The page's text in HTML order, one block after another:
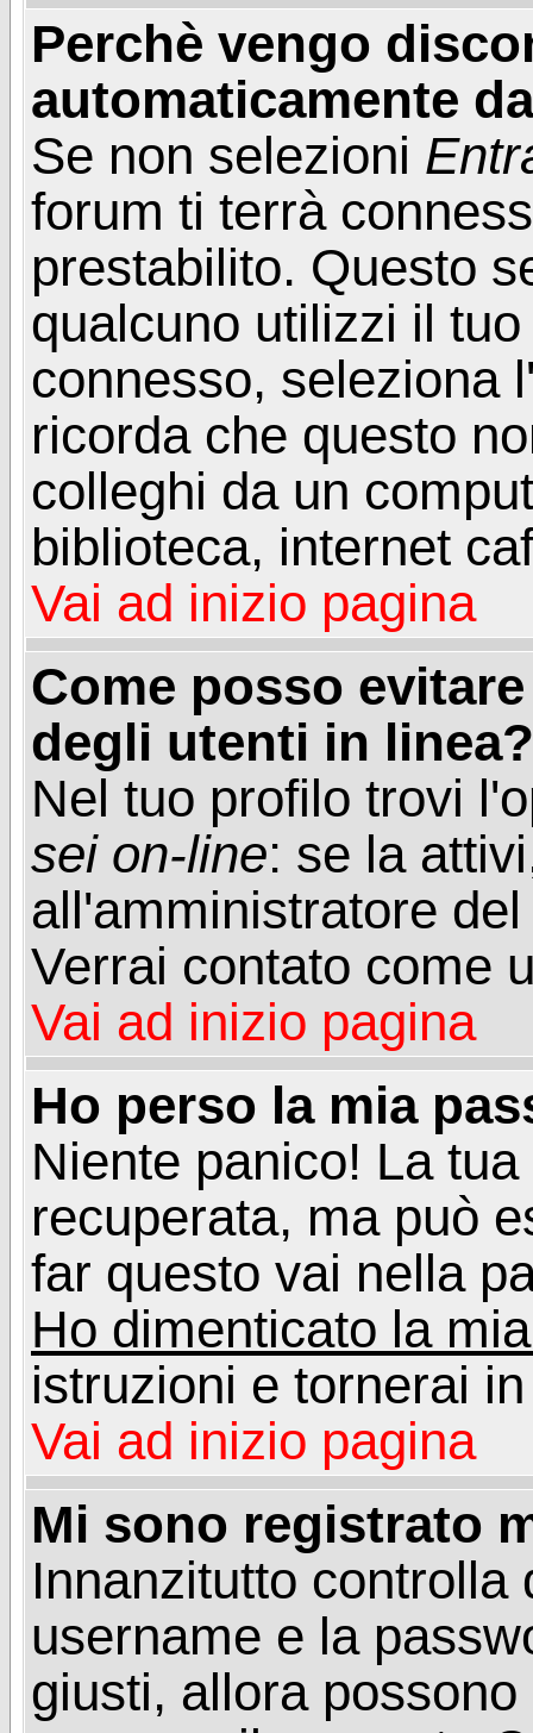
Perchè vengo
automaticamente
Se non selezioni
forum ti terrà
prestabilito. Questo
qualcuno utilizzi il
connesso, seleziona
ricorda che questo
colleghi da un
biblioteca, internet
Vai ad inizio pagina
Come posso
degli utenti in linea?
Nel tuo profilo trovi
sei on-line: se la
all'amministratore
Verrai contato come
Vai ad inizio pagina
Ho perso la mia
Niente panico! La
recuperata, ma può
far questo vai nella
Ho dimenticato la
istruzioni e tornerai
Vai ad inizio pagina
Mi sono registrato
Innanzitutto controlla
username e la
giusti, allora